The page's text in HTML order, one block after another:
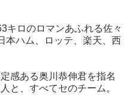
キロのロマンあふれる佐々
本ハム、ロッテ、楽天、西
感ある奥川恭伸君を指名
と、すべてセのチーム。